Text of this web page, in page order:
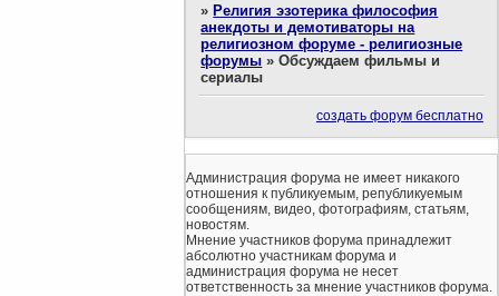
»Религия эзотерика философия
анекдоты и демотиваторы на
религиозном форуме - религиозные
форумы »Обсуждаем фильмы и
сериалы
создать форум бесплатно
Администрация форума не имеет никакого
отношения к публикуемым, републикуемым
сообщениям, видео, фотографиям, статьям,
новостям.
Мнение участников форума принадлежит
абсолютно участникам форума и
администрация форума не несет
ответственность за мнение участников форума.